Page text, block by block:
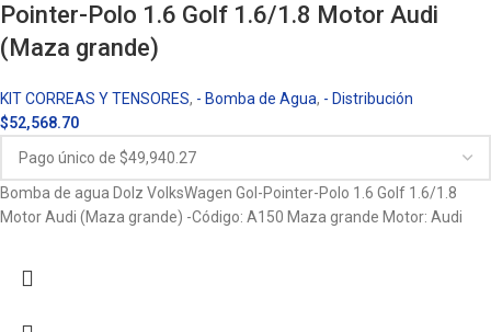
Pointer-Polo 1.6 Golf 1.6/1.8 Motor Audi
(Maza grande)
KIT CORREAS Y TENSORES, - Bomba de Agua, - Distribución
$52,568.70
Bomba de agua Dolz VolksWagen Gol-Pointer-Polo 1.6 Golf 1.6/1.8
Motor Audi (Maza grande) -Código: A150 Maza grande Motor: Audi